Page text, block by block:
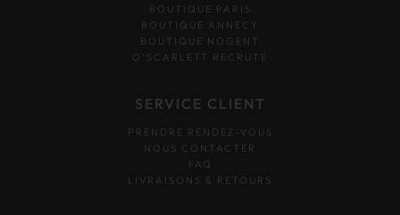
BOUTIQUE PARIS
BOUTIQUE ANNECY
BOUTIQUE NOGENT
O’SCARLETT RECRUTE
SERVICE CLIENT
PRENDRE RENDEZ-VOUS
NOUS CONTACTER
FAQ
LIVRAISONS & RETOURS